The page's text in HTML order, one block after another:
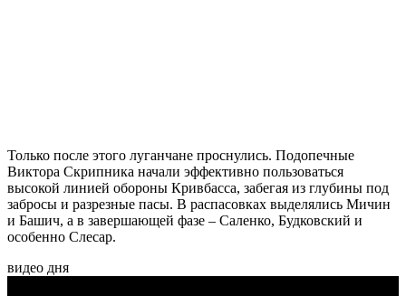
Только после этого луганчане проснулись. Подопечные
Виктора Скрипника начали эффективно пользоваться
высокой линией обороны Кривбасса, забегая из глубины под
забросы и разрезные пасы. В распасовках выделялись Мичин
и Башич, а в завершающей фазе – Саленко, Будковский и
особенно Слесар.
видео дня